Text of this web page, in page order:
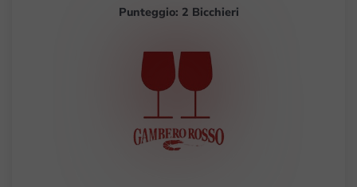
Punteggio: 2 Bicchieri